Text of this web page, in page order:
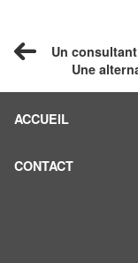
Un
Une
ACCUEIL
CONTACT